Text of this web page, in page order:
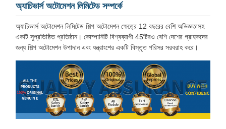
অ্যাচিভার্স অটোমেশন লিমিটেড সম্পর্কে
অ্যাচিভার্স অটোমেশন লিমিটেড শিল্প অটোমেশন ক্ষেত্রে 12 বছরের বেশি অভিজ্ঞতাসহ
একটি সুপ্রতিষ্ঠিত প্রতিষ্ঠান। কোম্পানিটি বিশ্বব্যাপী 45টিরও বেশি দেশের গ্রাহকদের
জন্য শিল্প অটোমেশন উপাদান এবং যন্ত্রাংশের একটি বিস্তৃত পরিসর সরবরাহ করে।